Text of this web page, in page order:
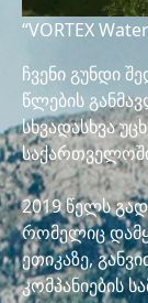
“VORTEX
ჩვენი გუნდი
წლების
სხვადასხვა
2019 წელს
რომელიც
ეთიკაზე,
კომპანიების